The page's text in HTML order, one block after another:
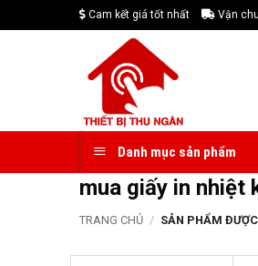
to
Cam kết giá tốt nhất Vận
Danh mục sản phẩm
mua giấy in nhiệt
TRANG CHỦ / SẢN PHẨM